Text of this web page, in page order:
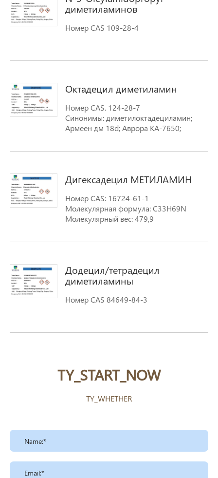
диметиламинов
Номер CAS 109-28-4
Октадецил диметиламин
Номер CAS. 124-28-7
Синонимы: диметилоктадециламин;
Армеен дм 18d; Аврора KA-7650;
DIMETHYLSTEARYLAMINE формула
диметиламин
Дигексадецил МЕТИЛАМИН
Номер CAS: 16724-61-1
Молекулярная формула: C33H69N
Молекулярный вес: 479,9
Додецил/тетрадецил
диметиламины
Номер CAS 84649-84-3
TY_START_NOW
TY_WHETHER